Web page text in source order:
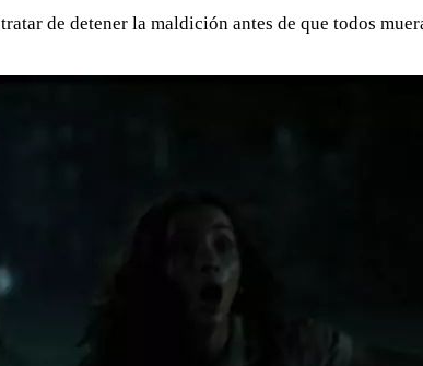
de detener la maldición antes de que todos